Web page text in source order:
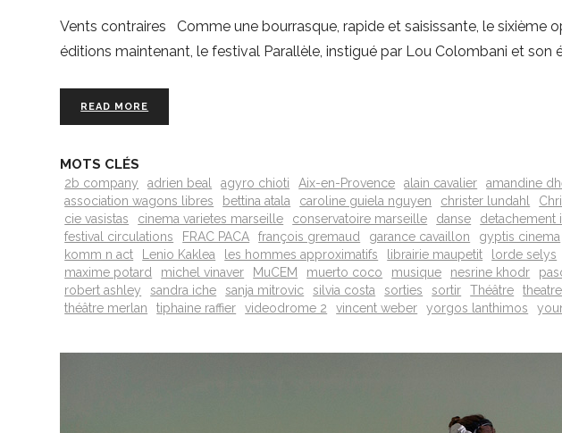
Vents contraires Comme une bourrasque, rapide et saisissante, le sixième
éditions maintenant, le festival Parallèle, instigué par Lou Colombani et
READ MORE
MOTS CLÉS
2b company adrien beal agyro chioti Aix-en-Provence alain cavalier amandine
association wagons libres
bettina atala caroline guiela nguyen christer lundahl
cie vasistas
cinema varietes marseille conservatoire marseille danse detachement
festival circulations
FRAC PACA françois gremaud garance cavaillon gyptis cinema
komm n act
Lenio Kaklea les hommes approximatifs librairie maupetit lorde selys
maxime potard
michel vinaver MuCEM muerto coco musique nesrine khodr
robert ashley
sandra iche sanja mitrovic silvia costa sorties sortir Théâtre
théâtre merlan
tiphaine raffier videodrome 2 vincent weber yorgos lanthimos